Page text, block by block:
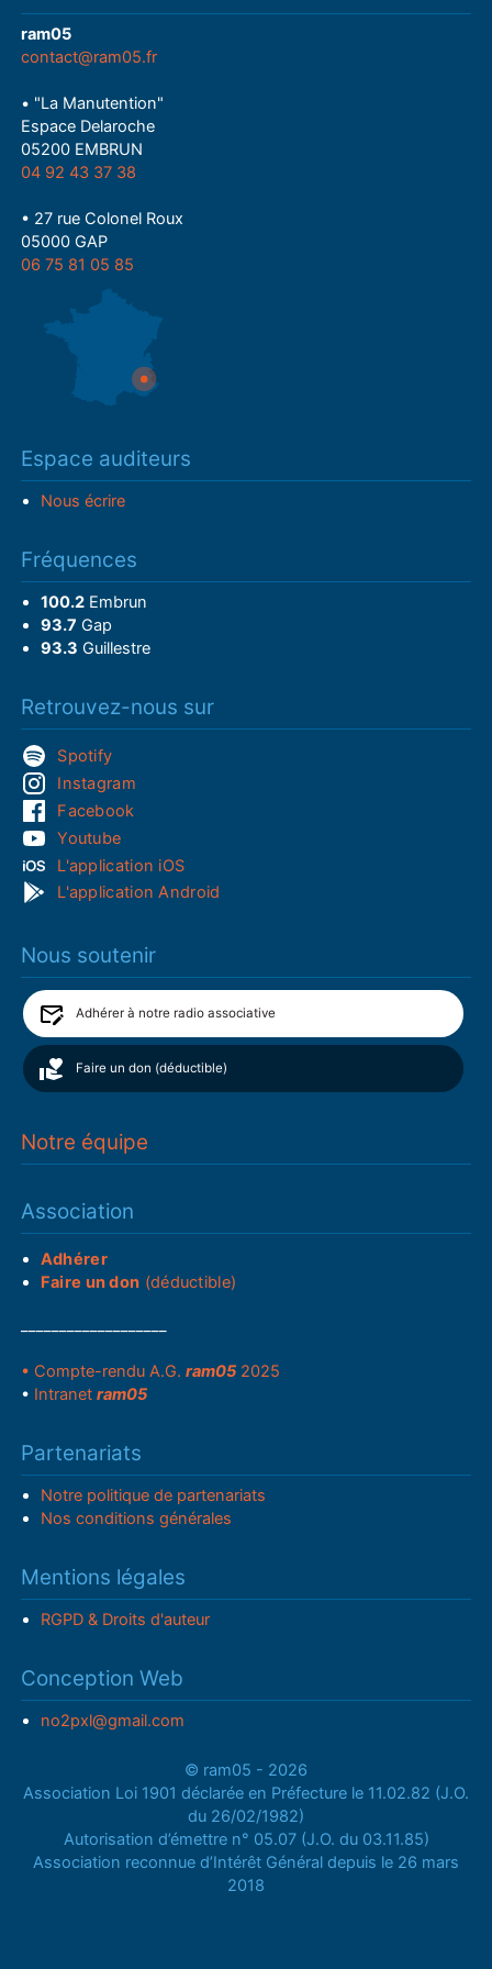
ram05
contact@ram05.fr
• "La Manutention"
Espace Delaroche
05200 EMBRUN
04 92 43 37 38
• 27 rue Colonel Roux
05000 GAP
06 75 81 05 85
Espace auditeurs
Nous écrire
Fréquences
100.2Embrun
93.7 Gap
93.3 Guillestre
Retrouvez-nous sur
Spotify
Instagram
Facebook
Youtube
L'application iOS
L'application Android
Nous soutenir
Adhérer à notre radio associative
Faire un don (déductible)
Notre équipe
Association
Adhérer
Faire un don (déductible)
• Compte-rendu A.G.ram05 2025
• Intranetram05
Partenariats
Notre politique de partenariats
Nos conditions générales
Mentions légales
RGPD & Droits d'auteur
Conception Web
no2pxl@gmail.com
© ram05 - 2026
Association Loi 1901 déclarée en Préfecture le 11.02.82 (J.O.
du 26/02/1982)
Autorisation d’émettre n° 05.07 (J.O. du 03.11.85)
Association reconnue d’Intérêt Général depuis le 26 mars
2018